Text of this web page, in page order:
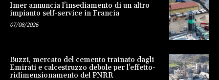
Imer annuncia l’insediamento di un altro
impianto self-service in Francia
07/08/2026
Buzzi, mercato del cemento trainato dagli
Emirati e calcestruzzo debole per l’effetto-
ridimensionamento del PNRR